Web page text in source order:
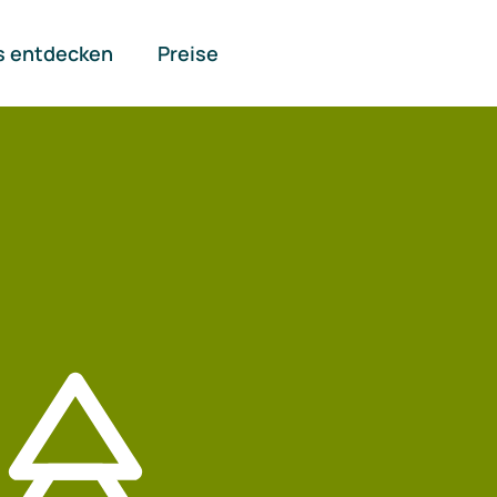
entdecken Preise